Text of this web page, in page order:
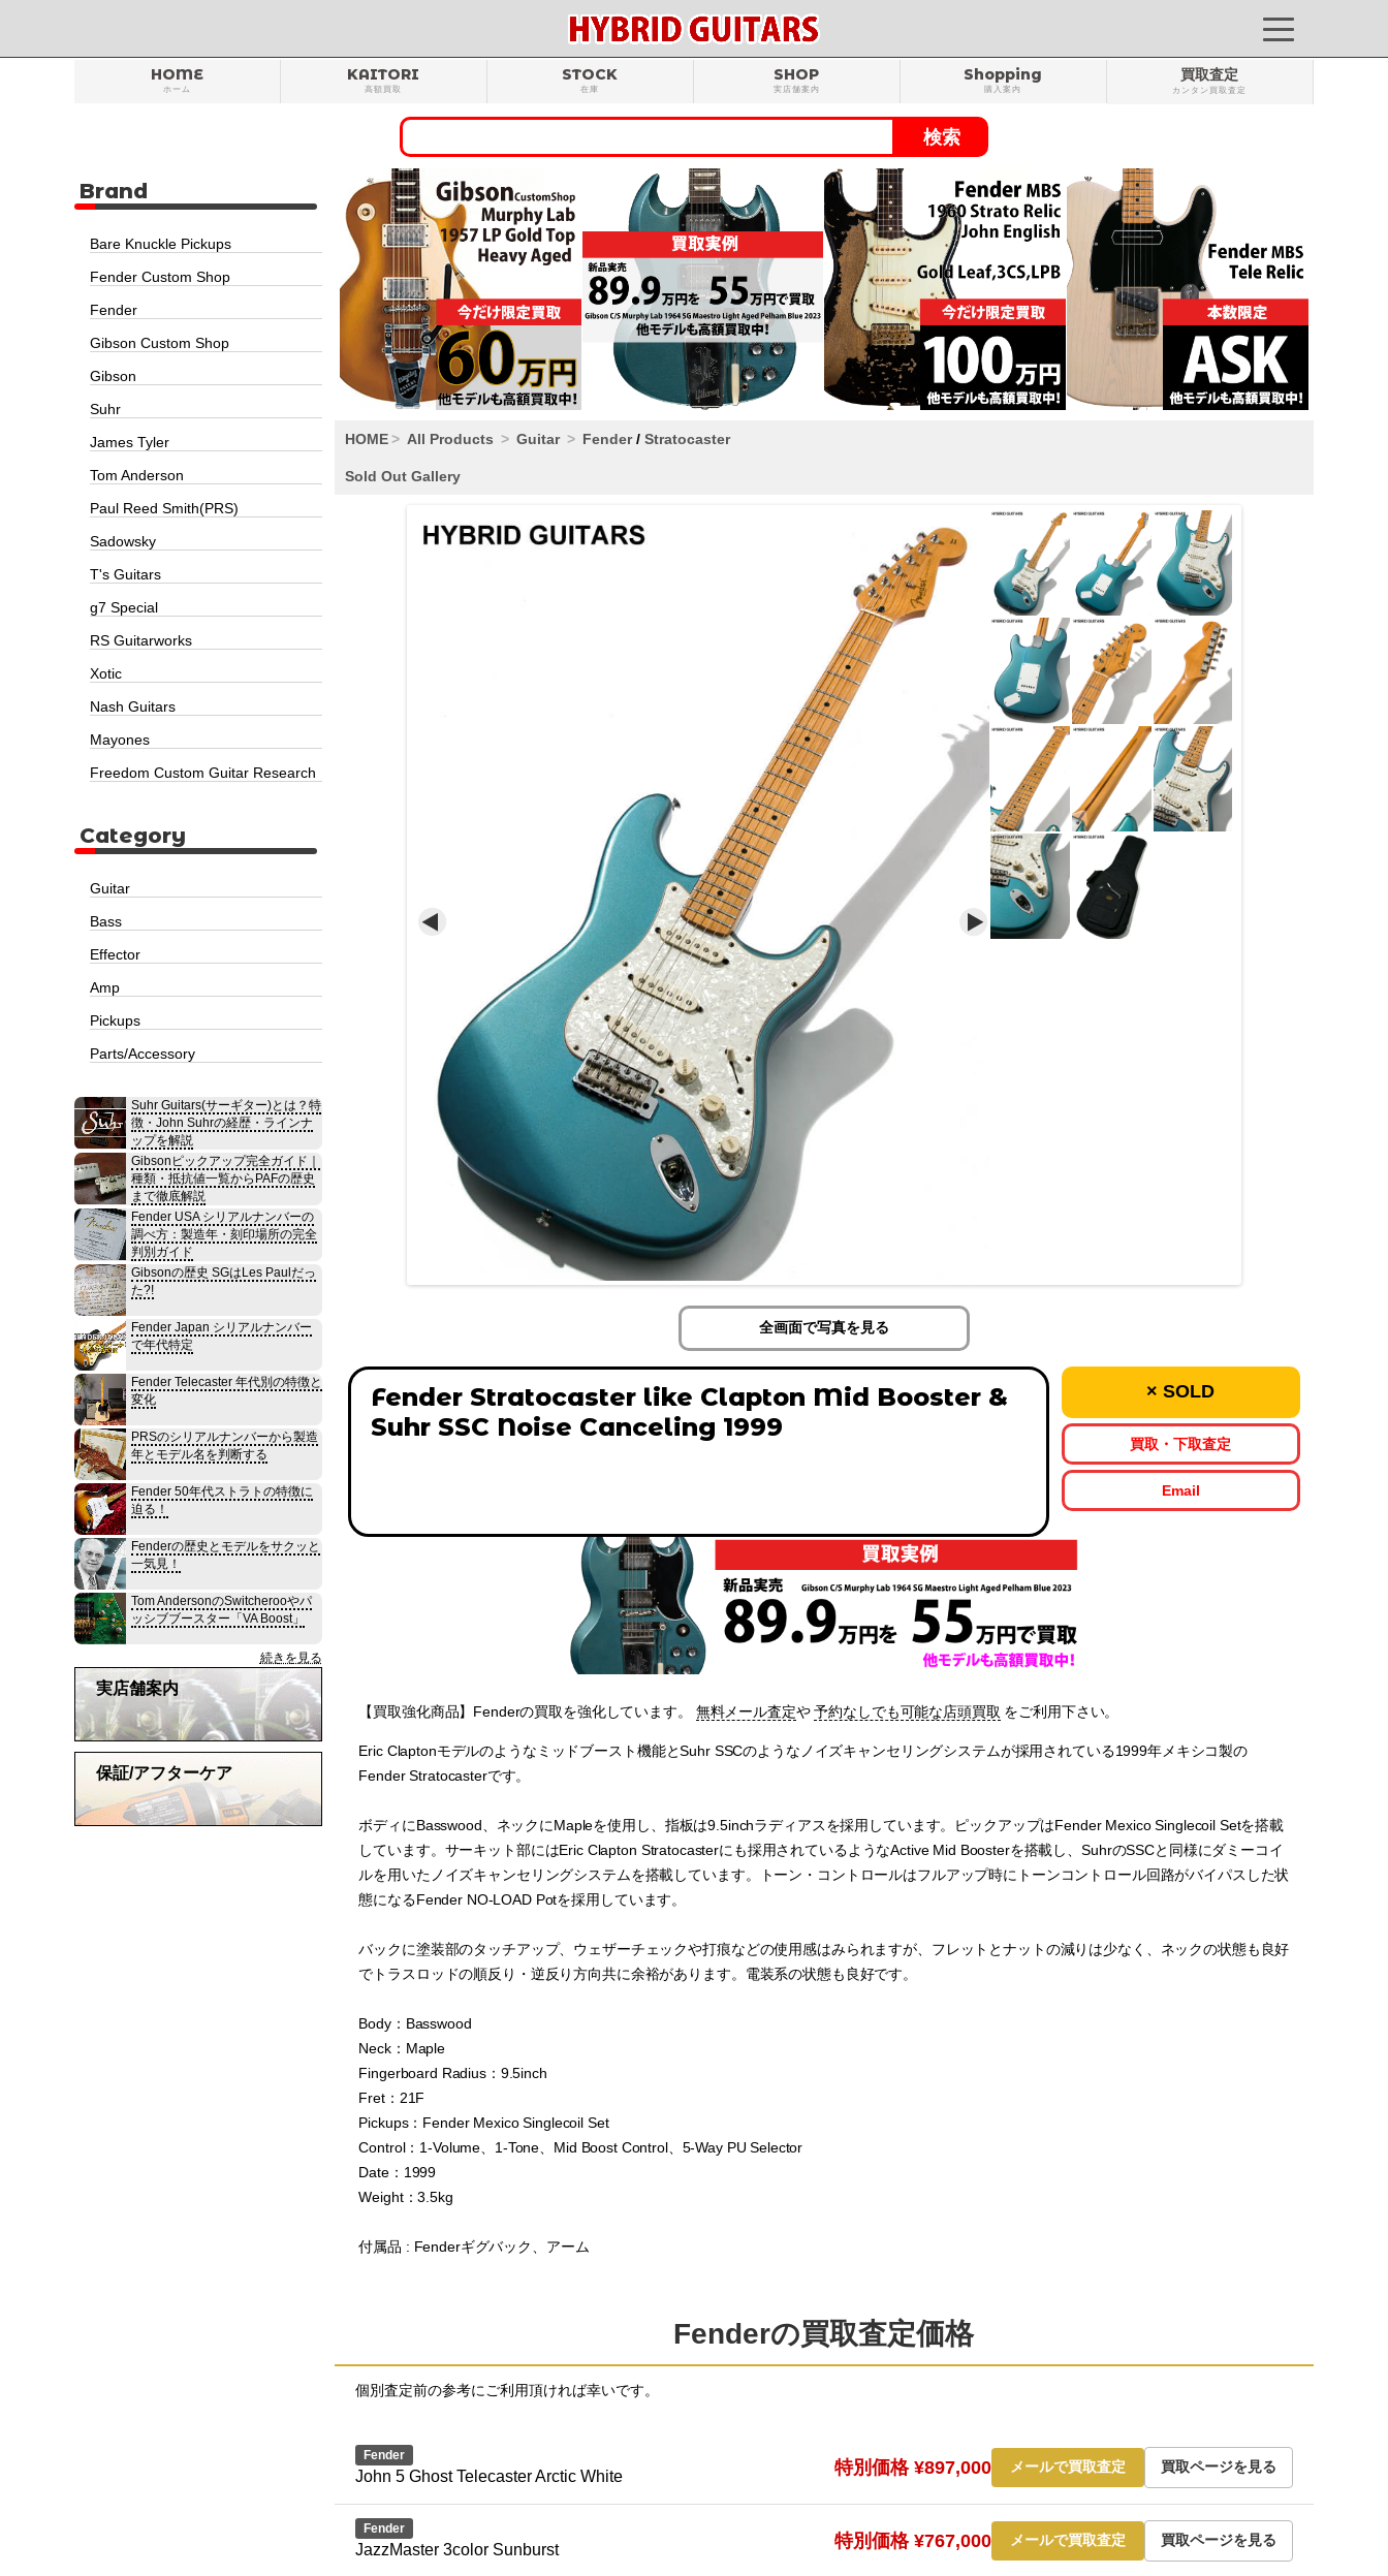
HOME
ホーム
KAITORI
高額買取
STOCK
在庫
SHOP
実店舗案内
Shopping
購入案内
買取査定
カンタン買取査定
HOME All Products Guitar Fender / Stratocaster
Sold Out Gallery
全画面で写真を見る
Fender Stratocaster like Clapton Mid Booster &
Suhr SSC Noise Canceling 1999
× SOLD
買取・下取査定
Email
【買取強化商品】Fenderの買取を強化しています。 無料メール査定や予約なしでも可能な店頭買取 をご利用下さい。
Eric Claptonモデルのようなミッドブースト機能とSuhr SSCのようなノイズキャンセリングシステムが採用されている1999年メキシコ製の
Fender Stratocasterです。
ボディにBasswood、ネックにMapleを使用し、指板は9.5inchラディアスを採用しています。ピックアップはFender Mexico Singlecoil Setを搭載
しています。サーキット部にはEric Clapton Stratocasterにも採用されているようなActive Mid Boosterを搭載し、SuhrのSSCと同様にダミーコイ
ルを用いたノイズキャンセリングシステムを搭載しています。トーン・コントロールはフルアップ時にトーンコントロール回路がバイパスした状
態になるFender NO-LOAD Potを採用しています。
バックに塗装部のタッチアップ、ウェザーチェックや打痕などの使用感はみられますが、フレットとナットの減りは少なく、ネックの状態も良好
でトラスロッドの順反り・逆反り方向共に余裕があります。電装系の状態も良好です。
Body：Basswood
Neck：Maple
Fingerboard Radius：9.5inch
Fret：21F
Pickups：Fender Mexico Singlecoil Set
Control：1-Volume、1-Tone、Mid Boost Control、5-Way PU Selector
Date：1999
Weight：3.5kg
付属品 : Fenderギグバック、アーム
Fenderの買取査定価格
個別査定前の参考にご利用頂ければ幸いです。
Fender
John 5 Ghost Telecaster Arctic White 特別価格 ¥897,000 メールで買取査定 買取ページを見る
Fender
JazzMaster 3color Sunburst 特別価格 ¥767,000 メールで買取査定 買取ページを見る
Brand
Bare Knuckle Pickups
Fender Custom Shop
Fender
Gibson Custom Shop
Gibson
Suhr
James Tyler
Tom Anderson
Paul Reed Smith(PRS)
Sadowsky
T's Guitars
g7 Special
RS Guitarworks
Xotic
Nash Guitars
Mayones
Freedom Custom Guitar Research
Category
Guitar
Bass
Effector
Amp
Pickups
Parts/Accessory
Suhr Guitars(サーギター)とは？特
徴・John Suhrの経歴・ラインナ
ップを解説
Gibsonピックアップ完全ガイド｜
種類・抵抗値一覧からPAFの歴史
まで徹底解説
Fender USA シリアルナンバーの
調べ方：製造年・刻印場所の完全
判別ガイド
Gibsonの歴史 SGはLes Paulだっ
た?!
Fender Japan シリアルナンバー
で年代特定
Fender Telecaster 年代別の特徴と
変化
PRSのシリアルナンバーから製造
年とモデル名を判断する
Fender 50年代ストラトの特徴に
迫る！
Fenderの歴史とモデルをサクッと
一気見！
Tom AndersonのSwitcherooやパ
ッシブブースター「VA Boost」
続きを見る
実店舗案内
保証/アフターケア